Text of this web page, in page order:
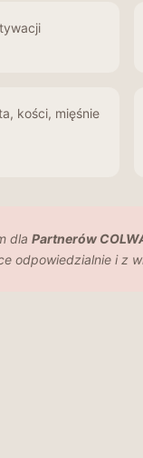
kości, mięśnie
dla Partnerów
odpowiedzialnie i z